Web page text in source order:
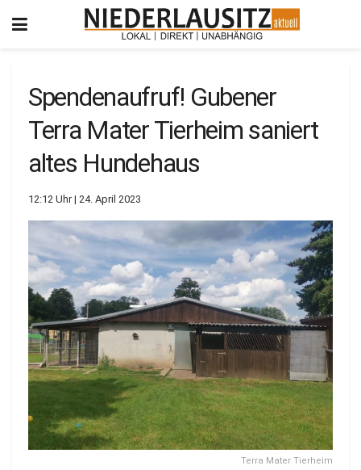
Spendenaufruf! Gubener
Terra Mater Tierheim saniert
altes Hundehaus
12:12 Uhr | 24. April 2023
Terra Mater Tierheim